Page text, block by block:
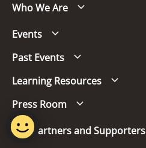
Who We Are
Events
Past Events
Learning Resources
Press Room
Our Partners and Supporters